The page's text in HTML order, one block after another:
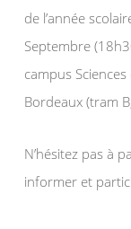
de l’année
Septembre
campus
Bordeaux (tram
N’hésitez pas à
informer et